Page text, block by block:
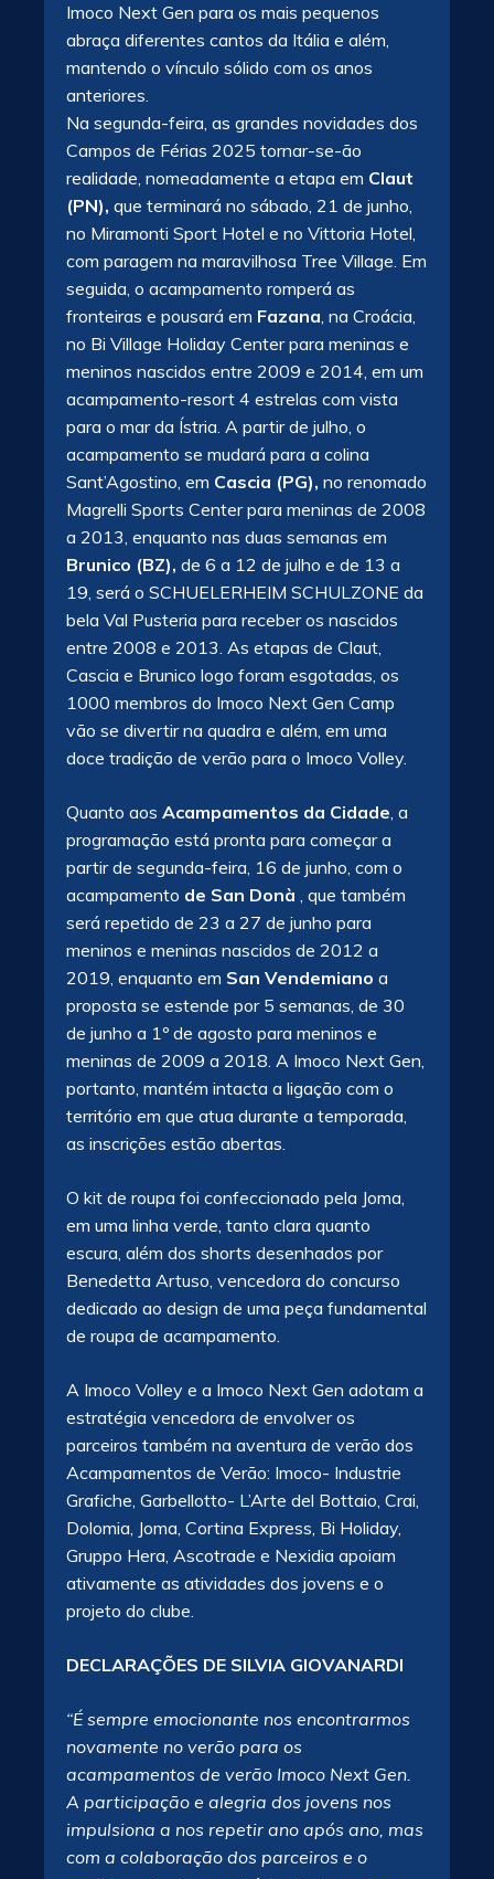
Imoco Next Gen para os mais pequenos
abraça diferentes cantos da Itália e além,
mantendo o vínculo sólido com os anos
anteriores.
Na segunda-feira, as grandes novidades dos
Campos de Férias 2025 tornar-se-ão
realidade, nomeadamente a etapa em Claut
(PN), que terminará no sábado, 21 de junho,
no Miramonti Sport Hotel e no Vittoria Hotel,
com paragem na maravilhosa Tree Village. Em
seguida, o acampamento romperá as
fronteiras e pousará em Fazana, na Croácia,
no Bi Village Holiday Center para meninas e
meninos nascidos entre 2009 e 2014, em um
acampamento-resort 4 estrelas com vista
para o mar da Ístria. A partir de julho, o
acampamento se mudará para a colina
Sant’Agostino, em Cascia (PG), no renomado
Magrelli Sports Center para meninas de 2008
a 2013, enquanto nas duas semanas em
Brunico (BZ), de 6 a 12 de julho e de 13 a
19, será o SCHUELERHEIM SCHULZONE da
bela Val Pusteria para receber os nascidos
entre 2008 e 2013. As etapas de Claut,
Cascia e Brunico logo foram esgotadas, os
1000 membros do Imoco Next Gen Camp
vão se divertir na quadra e além, em uma
doce tradição de verão para o Imoco Volley.
Quanto aos Acampamentos da Cidade, a
programação está pronta para começar a
partir de segunda-feira, 16 de junho, com o
acampamento de San Donà , que também
será repetido de 23 a 27 de junho para
meninos e meninas nascidos de 2012 a
2019, enquanto em San Vendemiano a
proposta se estende por 5 semanas, de 30
de junho a 1º de agosto para meninos e
meninas de 2009 a 2018. A Imoco Next Gen,
portanto, mantém intacta a ligação com o
território em que atua durante a temporada,
as inscrições estão abertas.
O kit de roupa foi confeccionado pela Joma,
em uma linha verde, tanto clara quanto
escura, além dos shorts desenhados por
Benedetta Artuso, vencedora do concurso
dedicado ao design de uma peça fundamental
de roupa de acampamento.
A Imoco Volley e a Imoco Next Gen adotam a
estratégia vencedora de envolver os
parceiros também na aventura de verão dos
Acampamentos de Verão: Imoco- Industrie
Grafiche, Garbellotto- L’Arte del Bottaio, Crai,
Dolomia, Joma, Cortina Express, Bi Holiday,
Gruppo Hera, Ascotrade e Nexidia apoiam
ativamente as atividades dos jovens e o
projeto do clube.
DECLARAÇÕES DE SILVIA GIOVANARDI
“É sempre emocionante nos encontrarmos
novamente no verão para os
acampamentos de verão Imoco Next Gen.
A participação e alegria dos jovens nos
impulsiona a nos repetir ano após ano, mas
com a colaboração dos parceiros e o